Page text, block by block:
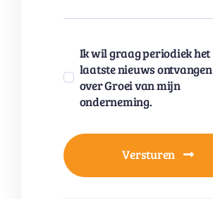
Ik wil graag periodiek het
laatste nieuws ontvangen
over Groei van mijn
onderneming.
Versturen